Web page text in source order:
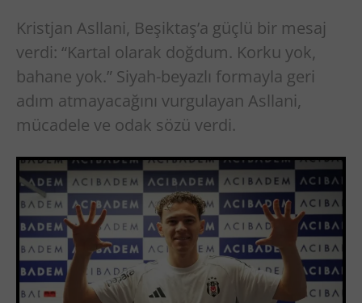
Kristjan Asllani, Beşiktaş’a güçlü bir mesaj
verdi: “Kartal olarak doğdum. Korku yok,
bahane yok.” Siyah-beyazlı formayla geri
adım atmayacağını vurgulayan Asllani,
mücadele ve odak sözü verdi.